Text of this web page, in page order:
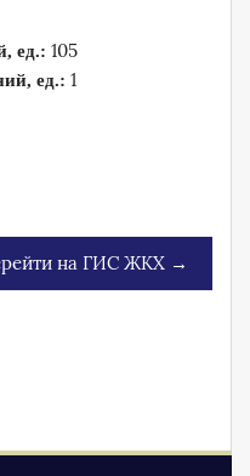
ед.: 105
ед.: 1
на ГИС ЖКХ →